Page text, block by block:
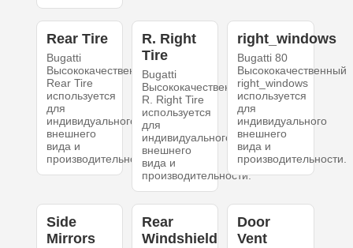
Rear Tire
Bugatti
Высококачественный
Rear Tire
используется
для
индивидуального
внешнего
вида и
производительности.
R. Right
Tire
Bugatti
Высококачественный
R. Right Tire
используется
для
индивидуального
внешнего
вида и
производительности.
right_windows
Bugatti 80
Высококачественный
right_windows
используется
для
индивидуального
внешнего
вида и
производительности.
Side
Mirrors
Rear
Windshield
Door
Vent